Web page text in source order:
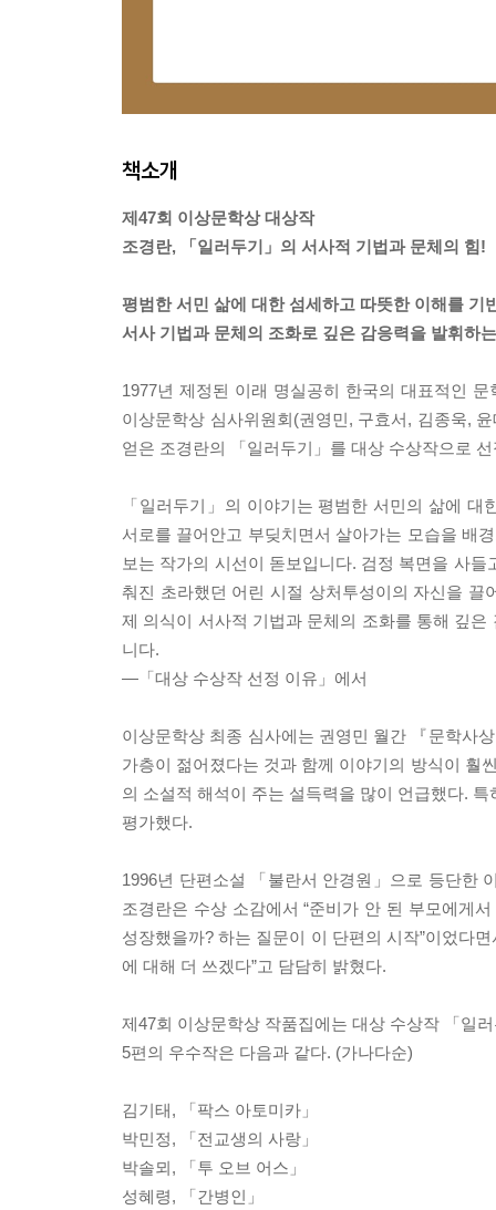
책소개
제47회 이상문학상 대상작
조경란, 「일러두기」의 서사적 기법과 문체의 힘!
평범한 서민 삶에 대한 섬세하고 따뜻한 이해를 기
서사 기법과 문체의 조화로 깊은 감응력을 발휘하
1977년 제정된 이래 명실공히 한국의 대표적인
이상문학상 심사위원회(권영민, 구효서, 김종욱,
얻은 조경란의 「일러두기」를 대상 수상작으로
「일러두기」의 이야기는 평범한 서민의 삶에
서로를 끌어안고 부딪치면서 살아가는 모습을 배
보는 작가의 시선이 돋보입니다. 검정 복면을 사
춰진 초라했던 어린 시절 상처투성이의 자신을
제 의식이 서사적 기법과 문체의 조화를 통해 깊
니다.
―「대상 수상작 선정 이유」에서
이상문학상 최종 심사에는 권영민 월간 『문학사
가층이 젊어졌다는 것과 함께 이야기의 방식이 훨
의 소설적 해석이 주는 설득력을 많이 언급했다.
평가했다.
1996년 단편소설 「불란서 안경원」으로 등단한
조경란은 수상 소감에서 “준비가 안 된 부모에게
성장했을까? 하는 질문이 이 단편의 시작”이었다
에 대해 더 쓰겠다”고 담담히 밝혔다.
제47회 이상문학상 작품집에는 대상 수상작 「일
5편의 우수작은 다음과 같다. (가나다순)
김기태, 「팍스 아토미카」
박민정, 「전교생의 사랑」
박솔뫼, 「투 오브 어스」
성혜령, 「간병인」